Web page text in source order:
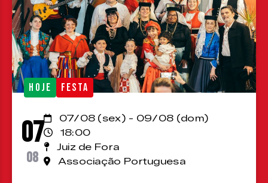
HOJE FESTA
07
08
07/08 (sex) - 09/08 (dom)
18:00
Juiz de Fora
Associação Portuguesa